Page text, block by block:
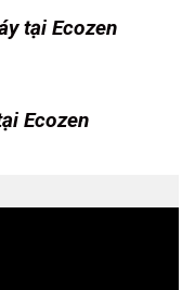
tại Ecozen
Ecozen